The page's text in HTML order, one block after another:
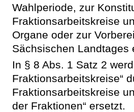
Wahlperiode, zur
Fraktionsarbeitskreise
Organe oder zur
Sächsischen Landtages
In § 8 Abs. 1 Satz 2
Fraktionsarbeitskreise“
Fraktionsarbeitskreise
der Fraktionen“ ersetzt.